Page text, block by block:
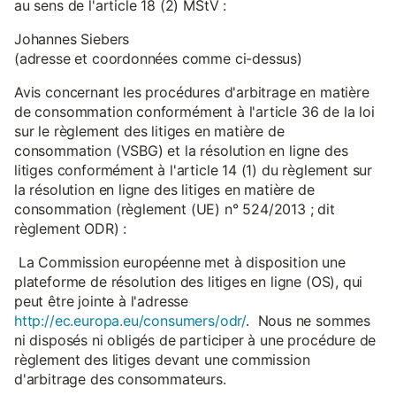
au sens de l'article 18 (2) MStV :
Johannes Siebers
(adresse et coordonnées comme ci-dessus)
Avis concernant les procédures d'arbitrage en matière
de consommation conformément à l'article 36 de la loi
sur le règlement des litiges en matière de
consommation (VSBG) et la résolution en ligne des
litiges conformément à l'article 14 (1) du règlement sur
la résolution en ligne des litiges en matière de
consommation (règlement (UE) n° 524/2013 ; dit
règlement ODR) :
La Commission européenne met à disposition une
plateforme de résolution des litiges en ligne (OS), qui
peut être jointe à l'adresse
http://ec.europa.eu/consumers/odr/. Nous ne sommes
ni disposés ni obligés de participer à une procédure de
règlement des litiges devant une commission
d'arbitrage des consommateurs.